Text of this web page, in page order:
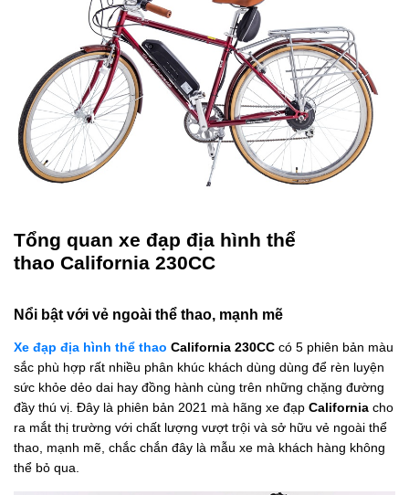
Tổng quan xe đạp địa hình thể
thao California 230CC
Nổi bật với vẻ ngoài thể thao, mạnh mẽ
Xe đạp địa hình thể thao California 230CC có 5 phiên bản màu
sắc phù hợp rất nhiều phân khúc khách dùng dùng để rèn luyện
sức khỏe dẻo dai hay đồng hành cùng trên những chặng đường
đầy thú vị. Đây là phiên bản 2021 mà hãng xe đạp California cho
ra mắt thị trường với chất lượng vượt trội và sở hữu vẻ ngoài thể
thao, mạnh mẽ, chắc chắn đây là mẫu xe mà khách hàng không
thể bỏ qua.